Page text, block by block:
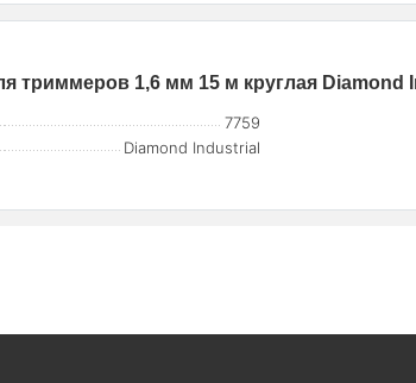
триммеров 1,6 мм 15 м круглая Diamond
7759
Diamond Industrial